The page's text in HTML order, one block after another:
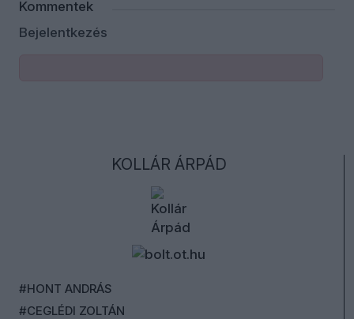
Kommentek
Bejelentkezés
KOLLÁR ÁRPÁD
#HONT ANDRÁS
#CEGLÉDI ZOLTÁN